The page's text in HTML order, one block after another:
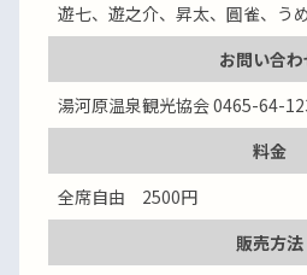
遊七、遊之介、昇太、圓雀、う
お問い合
湯河原温泉観光協会 0465-64-
料金
全席自由 2500円
販売方法